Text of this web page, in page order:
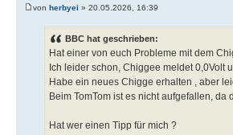
von herbyei » 20.05.2026, 16:39
BBC hat geschrieben:
Hat einer von euch Probleme mit dem
Ich leider schon, Chiggee meldet 0,0Volt
Habe ein neues Chigge erhalten , aber
Beim TomTom ist es nicht aufgefallen,
Hat wer einen Tipp für mich ?